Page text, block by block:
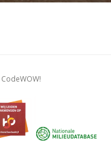
CodeWOW!